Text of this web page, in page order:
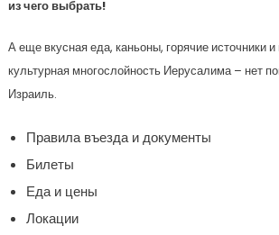
из чего выбрать!
А еще вкусная еда, каньоны, горячие источники и
культурная многослойность Иерусалима – нет
Израиль.
Правила въезда и документы
Билеты
Еда и цены
Локации